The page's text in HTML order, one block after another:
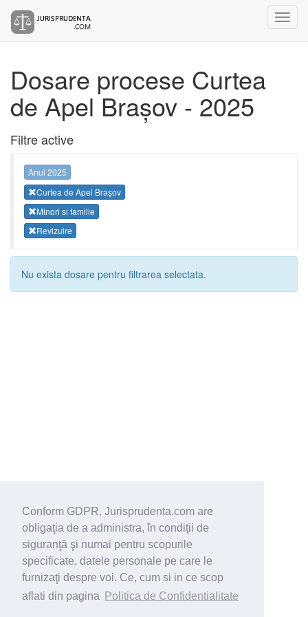
Conform GDPR, Jurisprudenta.com are
obligaţia de a administra, în condiţii de
siguranţă şi numai pentru scopurile
specificate, datele personale pe care le
furnizaţi despre voi. Ce, cum si in ce scop
aflati din pagina
Politica de Confidentialitate
Dosare procese Curtea
de Apel Brașov - 2025
Filtre active
Anul 2025
Curtea de Apel Brașov
Minori si familie
Revizuire
Nu exista dosare pentru filtrarea selectata.